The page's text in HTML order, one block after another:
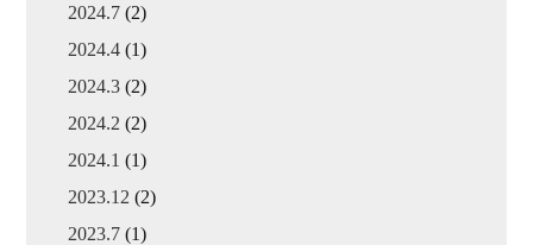
2024.7 (2)
2024.4 (1)
2024.3 (2)
2024.2 (2)
2024.1 (1)
2023.12 (2)
2023.7 (1)